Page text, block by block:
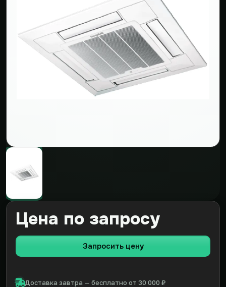
Цена по запросу
Запросить цену
Доставка завтра — бесплатно от 30 000 ₽